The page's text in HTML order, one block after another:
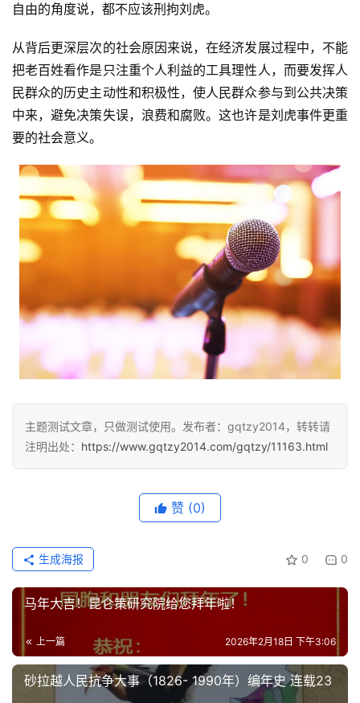
自由的角度说，都不应该刑拘刘虎。
从背后更深层次的社会原因来说，在经济发展过程中，不能
把老百姓看作是只注重个人利益的工具理性人，而要发挥人
民群众的历史主动性和积极性，使人民群众参与到公共决策
中来，避免决策失误，浪费和腐败。这也许是刘虎事件更重
要的社会意义。
主题测试文章，只做测试使用。发布者：gqtzy2014，转转请
注明出处： https://www.gqtzy2014.com/gqtzy/11163.html
赞 (0)
0 0
生成海报
马年大吉！昆仑策研究院给您拜年啦！
上一篇 2026年2月18日 下午3:06
砂拉越人民抗争大事（1826- 1990年）编年史 连载23